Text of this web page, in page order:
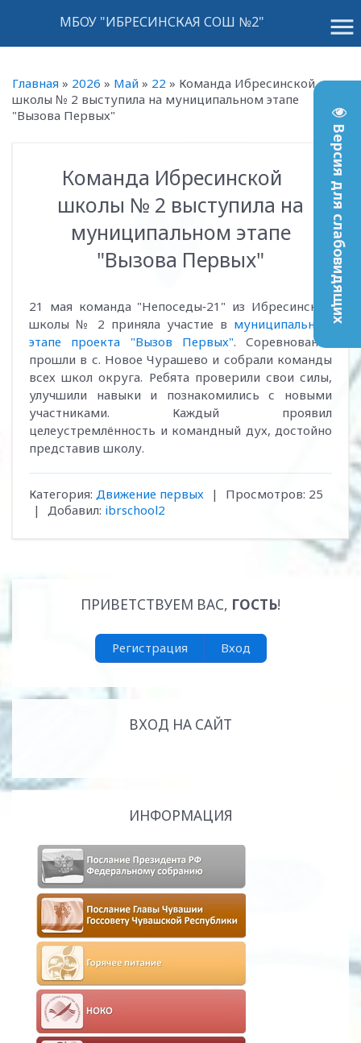
Версия для слабовидящих
menu
МБОУ "ИБРЕСИНСКАЯ СОШ №2"
Главная » 2026 » Май » 22 » Команда Ибресинской
школы № 2 выступила на муниципальном этапе
"Вызова Первых"
Команда Ибресинской
школы № 2 выступила на
муниципальном этапе
"Вызова Первых"
21 мая команда "Непоседы‑21" из Ибресинской
школы № 2 приняла участие в муниципальном
этапе проекта "Вызов Первых". Соревнования
прошли в с. Новое Чурашево и собрали команды
всех школ округа. Ребята проверили свои силы,
улучшили навыки и познакомились с новыми
участниками. Каждый проявил
целеустремлённость и командный дух, достойно
представив школу.
Категория: Движение первых | Просмотров: 25
|
Добавил: ibrschool2
ПРИВЕТСТВУЕМ ВАС, ГОСТЬ!
Регистрация Вход
ВХОД НА САЙТ
ИНФОРМАЦИЯ